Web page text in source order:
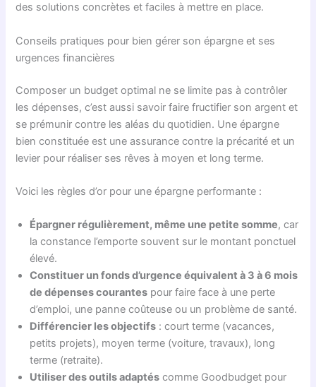
des solutions concrètes et faciles à mettre en place.
Conseils pratiques pour bien gérer son épargne et ses
urgences financières
Composer un budget optimal ne se limite pas à contrôler
les dépenses, c’est aussi savoir faire fructifier son argent et
se prémunir contre les aléas du quotidien. Une épargne
bien constituée est une assurance contre la précarité et un
levier pour réaliser ses rêves à moyen et long terme.
Voici les règles d’or pour une épargne performante :
Épargner régulièrement, même une petite somme, car
la constance l’emporte souvent sur le montant ponctuel
élevé.
Constituer un fonds d’urgence équivalent à 3 à 6 mois
de dépenses courantes pour faire face à une perte
d’emploi, une panne coûteuse ou un problème de santé.
Différencier les objectifs : court terme (vacances,
petits projets), moyen terme (voiture, travaux), long
terme (retraite).
Utiliser des outils adaptés comme Goodbudget pour